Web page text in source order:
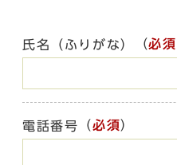
氏名（ふりがな） （必須
電話番号 （必須）